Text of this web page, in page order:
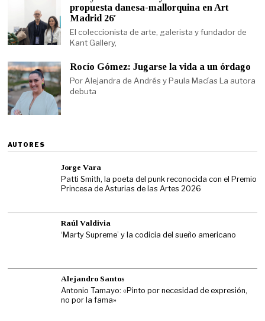
propuesta danesa-mallorquina en Art
Madrid 26′
El coleccionista de arte, galerista y fundador de
Kant Gallery,
Rocío Gómez: Jugarse la vida a un órdago
Por Alejandra de Andrés y Paula Macías La autora
debuta
AUTORES
Jorge Vara
Patti Smith, la poeta del punk reconocida con el Premio
Princesa de Asturias de las Artes 2026
Raúl Valdivia
‘Marty Supreme’ y la codicia del sueño americano
Alejandro Santos
Antonio Tamayo: «Pinto por necesidad de expresión,
no por la fama»